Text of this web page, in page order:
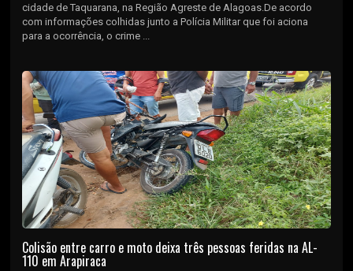
cidade de Taquarana, na Região Agreste de Alagoas.De acordo
com informações colhidas junto a Polícia Militar que foi aciona
para a ocorrência, o crime ...
Colisão entre carro e moto deixa três pessoas feridas na AL-
110 em Arapiraca